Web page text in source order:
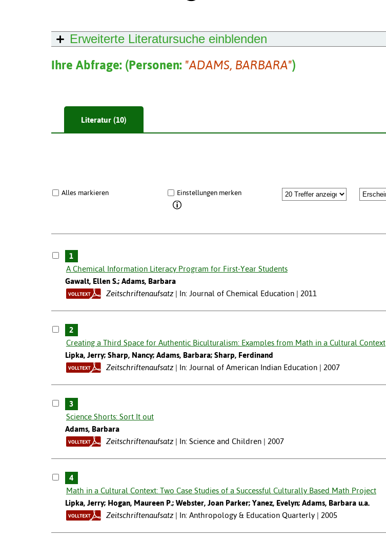
Erweiterte Literatursuche einblenden
Ihre Abfrage: (Personen: "ADAMS, BARBARA")
Literatur (10)
Alles markieren Einstellungen merken
1
A Chemical Information Literacy Program for First-Year Students
Gawalt, Ellen S.; Adams, Barbara
Zeitschriftenaufsatz
In: Journal of Chemical Education | 2011
2
Creating a Third Space for Authentic Biculturalism: Examples from Math in a Cultural Context
Lipka, Jerry; Sharp, Nancy; Adams, Barbara; Sharp, Ferdinand
Zeitschriftenaufsatz
In: Journal of American Indian Education | 2007
3
Science Shorts: Sort It out
Adams, Barbara
Zeitschriftenaufsatz
In: Science and Children | 2007
4
Math in a Cultural Context: Two Case Studies of a Successful Culturally Based Math Project
Lipka, Jerry; Hogan, Maureen P.; Webster, Joan Parker; Yanez, Evelyn; Adams, Barbara u.a.
Zeitschriftenaufsatz
In: Anthropology & Education Quarterly | 2005